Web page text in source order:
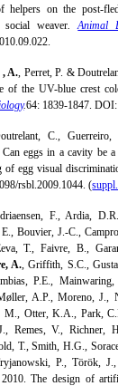
helpers on the post-
weaver.Animal
, A., Perret, P. &
of the UV-blue crest
.64: 1839-1847.
C.,
eggs in a cavity be a
of egg visual
rsbl.2009.1044. (
F., Ardia,
Bouvier, J.-C.,
T., Faivre, B.,
A., Griffith, S.C.,
P.E.,
A.P., Moreno, J.,
Otter, K.A., Park,
Remes, V., Richner,
T., Smith, H.G.,
P., Török,
The design of